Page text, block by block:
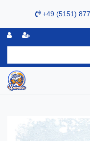
+49 (5151)